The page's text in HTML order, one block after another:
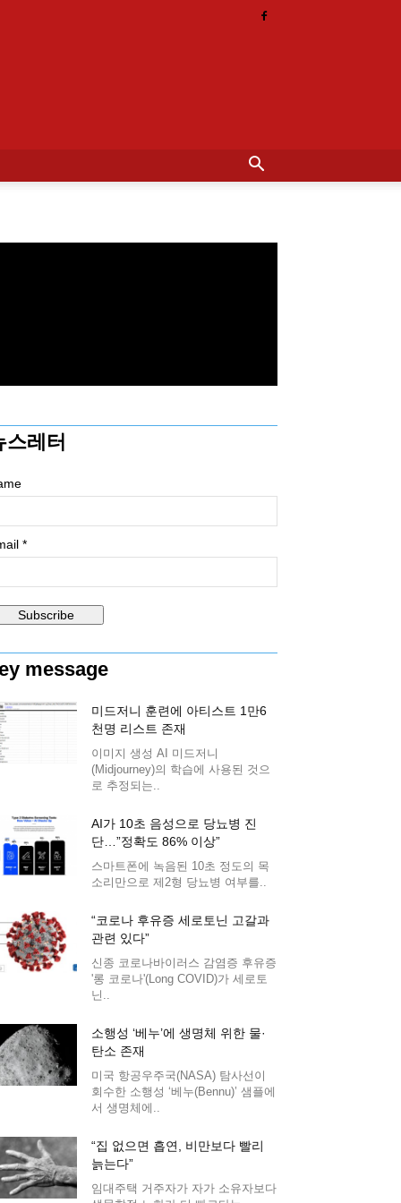
스레터
*
message
미드저니 훈련에 아티스트 1만6
천명 리스트 존재
이미지 생성 AI 미드저니
(Midjourney)의 학습에 사용된 것으
로 추정되는..
AI가 10초 음성으로 당뇨병 진
단…”정확도 86% 이상”
스마트폰에 녹음된 10초 정도의 목
소리만으로 제2형 당뇨병 여부를..
“코로나 후유증 세로토닌 고갈과
관련 있다”
신종 코로나바이러스 감염증 후유증
'롱 코로나'(Long COVID)가 세로토
닌..
소행성 ‘베누’에 생명체 위한 물·
탄소 존재
미국 항공우주국(NASA) 탐사선이
회수한 소행성 ‘베누(Bennu)’ 샘플에
서 생명체에..
“집 없으면 흡연, 비만보다 빨리
늙는다”
임대주택 거주자가 자가 소유자보다